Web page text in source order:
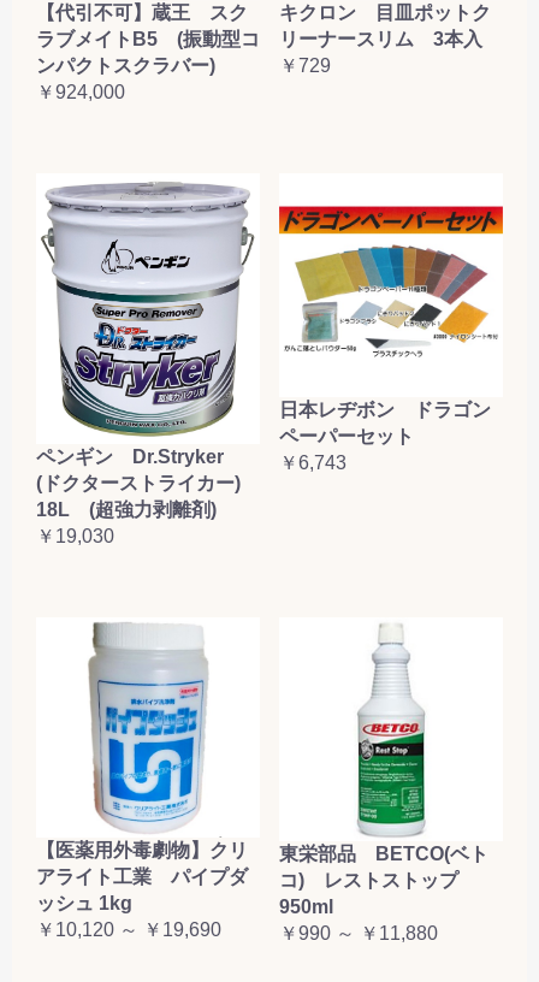
【代引不可】蔵王 スク
ラブメイトB5 (振動型コ
ンパクトスクラバー)
￥924,000
キクロン 目皿ポットク
リーナースリム 3本入
￥729
ペンギン Dr.Stryker
(ドクターストライカー)
18L (超強力剥離剤)
￥19,030
日本レヂボン ドラゴン
ペーパーセット
￥6,743
【医薬用外毒劇物】クリ
アライト工業 パイプダ
ッシュ 1kg
￥10,120 ～ ￥19,690
東栄部品 BETCO(ベト
コ) レストストップ
950ml
￥990 ～ ￥11,880